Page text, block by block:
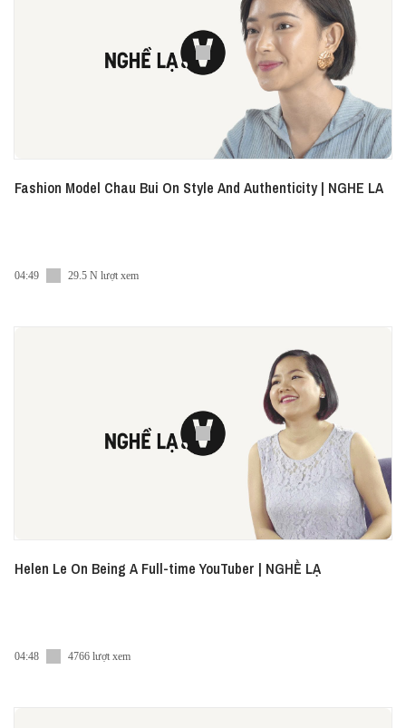
Fashion Model Chau Bui On Style And Authenticity | NGHE LA
04:49 29.5 N lượt xem
Helen Le On Being A Full-time YouTuber | NGHỀ LẠ
04:48 4766 lượt xem